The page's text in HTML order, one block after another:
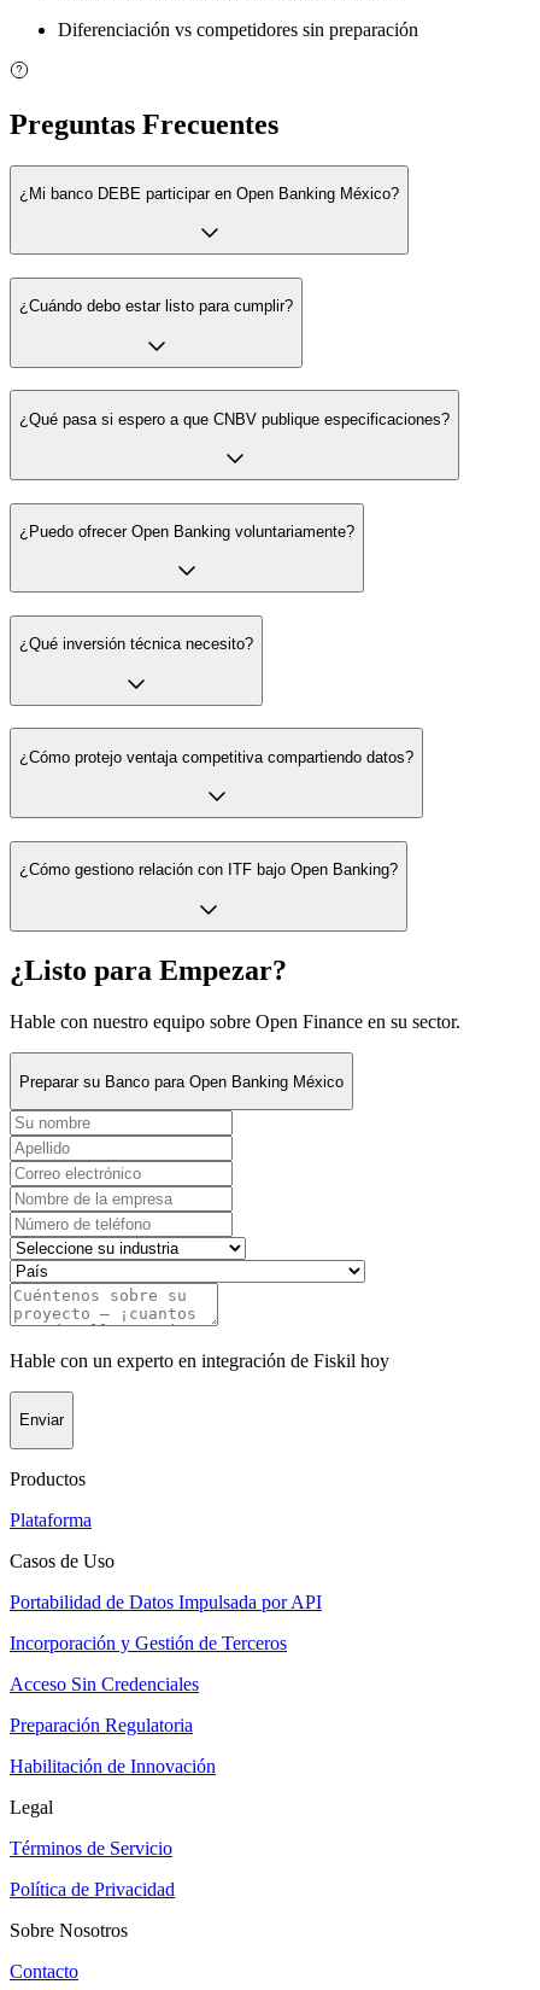
Diferenciación vs competidores sin preparación
Preguntas Frecuentes
¿Mi banco DEBE participar en Open Banking México?
¿Cuándo debo estar listo para cumplir?
¿Qué pasa si espero a que CNBV publique especificaciones?
¿Puedo ofrecer Open Banking voluntariamente?
¿Qué inversión técnica necesito?
¿Cómo protejo ventaja competitiva compartiendo datos?
¿Cómo gestiono relación con ITF bajo Open Banking?
¿Listo para Empezar?
Hable con nuestro equipo sobre Open Finance en su sector.
Preparar su Banco para Open Banking México
Hable con un experto en integración de Fiskil hoy
Enviar
Productos
Plataforma
Casos de Uso
Portabilidad de Datos Impulsada por API
Incorporación y Gestión de Terceros
Acceso Sin Credenciales
Preparación Regulatoria
Habilitación de Innovación
Legal
Términos de Servicio
Política de Privacidad
Sobre Nosotros
Contacto